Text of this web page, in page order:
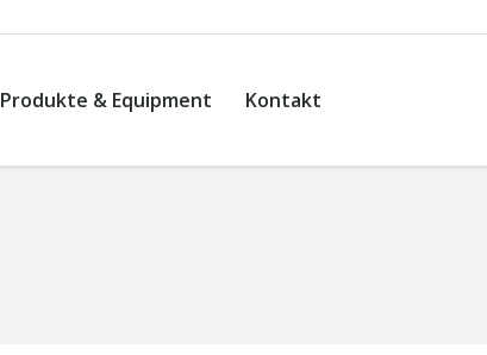
Produkte & Equipment Kontakt